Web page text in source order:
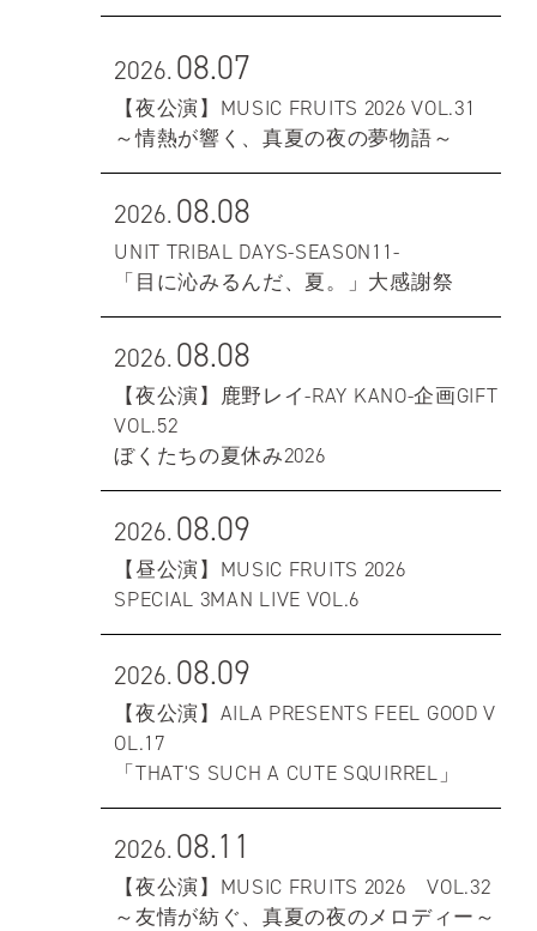
2026.08.07
【夜公演】MUSIC FRUITS 2026 VOL.31
～情熱が響く、真夏の夜の夢物語～
2026.08.08
UNIT TRIBAL DAYS-SEASON11-
「目に沁みるんだ、夏。」大感謝祭
2026.08.08
【夜公演】鹿野レイ-RAY KANO-企画GIFT
VOL.52
ぼくたちの夏休み2026
2026.08.09
【昼公演】MUSIC FRUITS 2026
SPECIAL 3MAN LIVE VOL.6
2026.08.09
【夜公演】AILA PRESENTS FEEL GOOD V
OL.17
「THAT'S SUCH A CUTE SQUIRREL」
2026.08.11
【夜公演】MUSIC FRUITS 2026 VOL.32
～友情が紡ぐ、真夏の夜のメロディー～